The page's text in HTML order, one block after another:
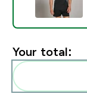
Your total: